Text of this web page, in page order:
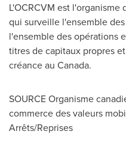
L'OCRCVM est
qui surveille l'ensemble
l'ensemble des opérations
titres de capitaux propres
créance au Canada.
SOURCE Organisme
commerce des valeurs
Arrêts/Reprises